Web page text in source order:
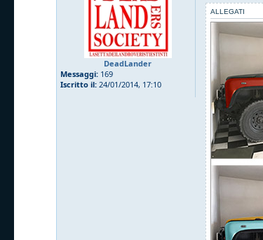
DeadLander
Messaggi: 169
Iscritto il: 24/01/2014, 17:10
ALLEGATI